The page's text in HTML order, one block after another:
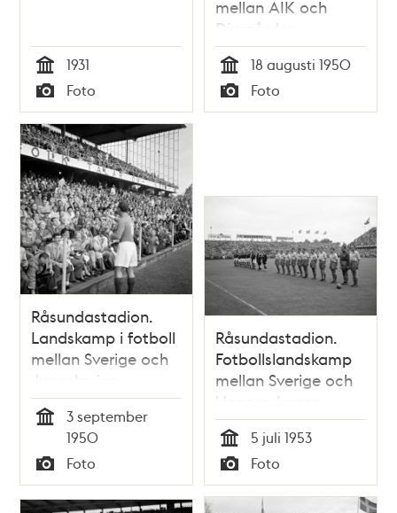
Tid
1931
Typ
Foto
mellan AIK och
Djurgården
Tid
18 augusti 1950
Typ
Foto
Råsundastadion.
Landskamp i fotboll
mellan Sverige och
Jugoslavien
3 september
1950
Typ
Foto
Råsundastadion.
Fotbollslandskamp
mellan Sverige och
Ungern. Lagen
uppställda på
planen
Tid
5 juli 1953
Typ
Foto